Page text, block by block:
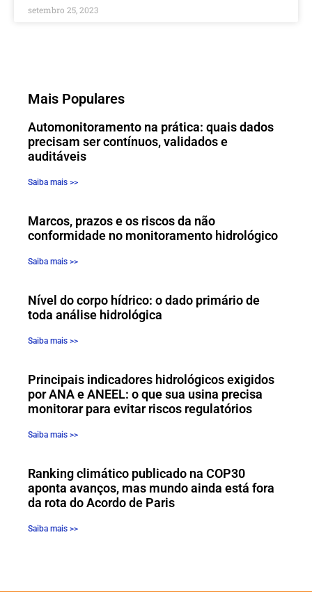
setembro 25, 2023
Mais Populares
Automonitoramento na prática: quais dados
precisam ser contínuos, validados e
auditáveis
Saiba mais >>
Marcos, prazos e os riscos da não
conformidade no monitoramento hidrológico
Saiba mais >>
Nível do corpo hídrico: o dado primário de
toda análise hidrológica
Saiba mais >>
Principais indicadores hidrológicos exigidos
por ANA e ANEEL: o que sua usina precisa
monitorar para evitar riscos regulatórios
Saiba mais >>
Ranking climático publicado na COP30
aponta avanços, mas mundo ainda está fora
da rota do Acordo de Paris
Saiba mais >>